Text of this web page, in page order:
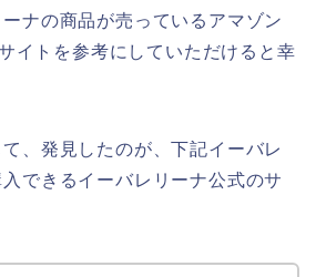
ナの商品が売っているアマゾン
イトを参考にしていただけると幸
、発見したのが、下記イーバレ
できるイーバレリーナ公式のサ